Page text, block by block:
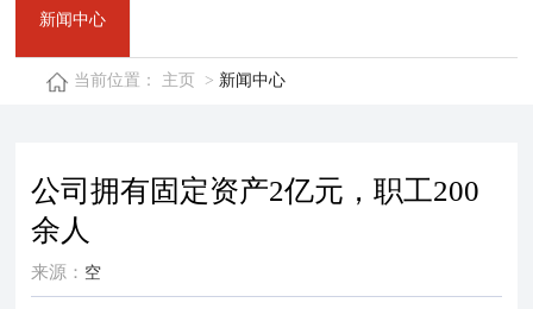
新闻中心
当前位置： 主页 > 新闻中心
公司拥有固定资产2亿元，职工200
余人
来源： 空